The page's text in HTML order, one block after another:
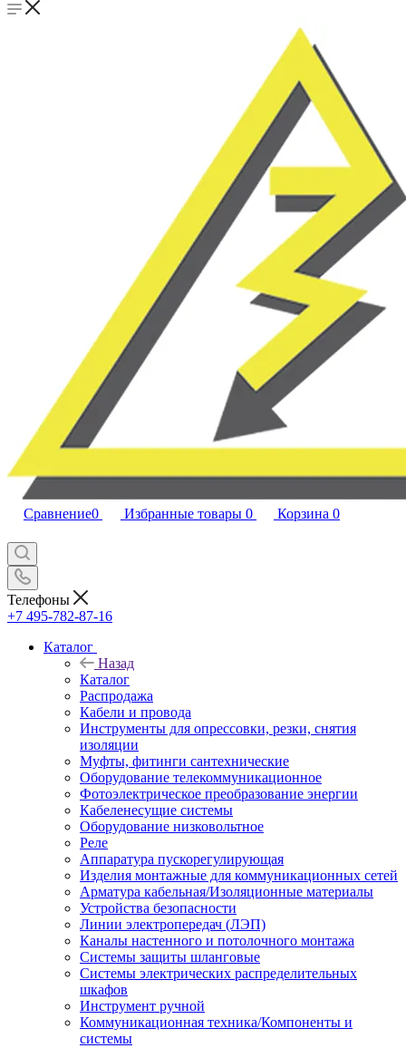
Сравнение0 Избранные товары 0 Корзина 0
Телефоны
+7 495-782-87-16
Каталог
Назад
Каталог
Распродажа
Кабели и провода
Инструменты для опрессовки, резки, снятия
изоляции
Муфты, фитинги сантехнические
Оборудование телекоммуникационное
Фотоэлектрическое преобразование энергии
Кабеленесущие системы
Оборудование низковольтное
Реле
Аппаратура пускорегулирующая
Изделия монтажные для коммуникационных сетей
Арматура кабельная/Изоляционные материалы
Устройства безопасности
Линии электропередач (ЛЭП)
Каналы настенного и потолочного монтажа
Системы защиты шланговые
Системы электрических распределительных
шкафов
Инструмент ручной
Коммуникационная техника/Компоненты и
системы